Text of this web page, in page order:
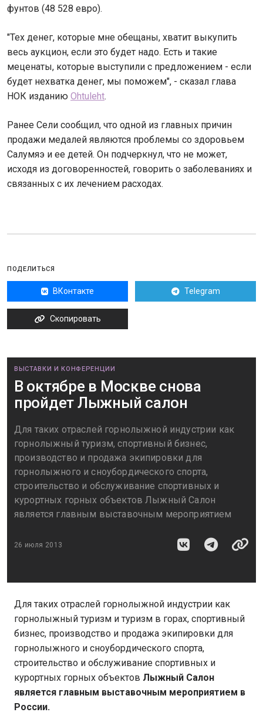
фунтов (48 528 евро).
"Тех денег, которые мне обещаны, хватит выкупить
весь аукцион, если это будет надо. Есть и такие
меценаты, которые выступили с предложением - если
будет нехватка денег, мы поможем", - сказал глава
НОК изданию Ohtuleht.
Ранее Сели сообщил, что одной из главных причин
продажи медалей являются проблемы со здоровьем
Салумяэ и ее детей. Он подчеркнул, что не может,
исходя из договоренностей, говорить о заболеваниях и
связанных с их лечением расходах.
ПОДЕЛИТЬСЯ
ВКонтакте Telegram
Скопировать
ВЫСТАВКИ И КОНФЕРЕНЦИИ
В октябре в Москве снова
пройдет Лыжный салон
Для таких отраслей горнолыжной индустрии как
горнолыжный туризм, спортивный бизнес,
производство и продажа экипировки для
горнолыжного и сноубордического спорта,
строительство и обслуживание спортивных и
курортных горных объектов Лыжный Салон
является главным выставочным мероприятием
26 июля 2013
Для таких отраслей горнолыжной индустрии как
горнолыжный туризм и туризм в горах, спортивный
бизнес, производство и продажа экипировки для
горнолыжного и сноубордического спорта,
строительство и обслуживание спортивных и
курортных горных объектов Лыжный Салон
является главным выставочным мероприятием в
России.